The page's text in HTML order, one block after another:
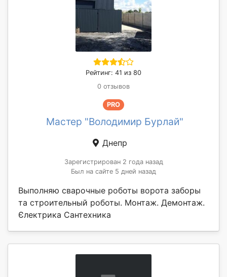
Рейтинг: 41 из 80
0 отзывов
PRO
Мастер "Володимир Бурлай"
Днепр
Зарегистрирован 2 года назад
Был на сайте 5 дней назад
Выполняю сварочные роботы ворота заборы
та строительный роботы. Монтаж. Демонтаж.
Єлектрика Сантехника